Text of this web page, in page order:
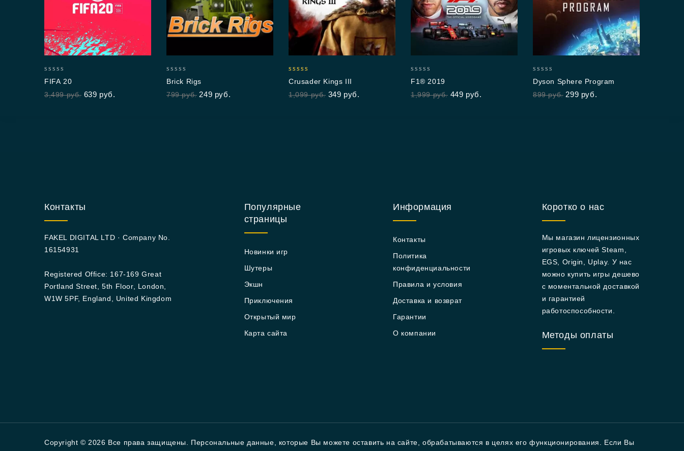
out
of
FIFA 20
3,499руб. 639 руб.
out
of
Brick Rigs
799руб. 249 руб.
out of 5
Crusader Kings III
1,099руб. 349 руб.
out
of
F1® 2019
1,999руб. 449 руб.
out
of
Dyson Sphere Program
899руб. 299 руб.
Контакты
FAKEL DIGITAL LTD · Company No.
16154931
Registered Office: 167-169 Great
Portland Street, 5th Floor, London,
W1W 5PF, England, United Kingdom
Популярные
страницы
Новинки игр
Шутеры
Экшн
Приключения
Открытый мир
Карта сайта
Информация
Контакты
Политика
конфиденциальности
Правила и условия
Доставка и возврат
Гарантии
О компании
Коротко о нас
Мы магазин лицензионных
игровых ключей Steam,
EGS, Origin, Uplay. У нас
можно купить игры дешево
с моментальной доставкой
и гарантией
работоспособности.
Методы оплаты
Copyright © 2026 Все права защищены. Персональные данные, которые Вы можете оставить на сайте, обрабатываются в целях его функционирования. Если Вы